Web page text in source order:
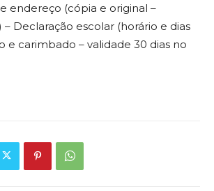
endereço (cópia e original –
– Declaração escolar (horário e dias
e carimbado – validade 30 dias no